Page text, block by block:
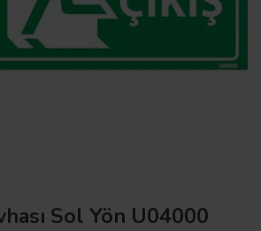
Sol Yön U04000